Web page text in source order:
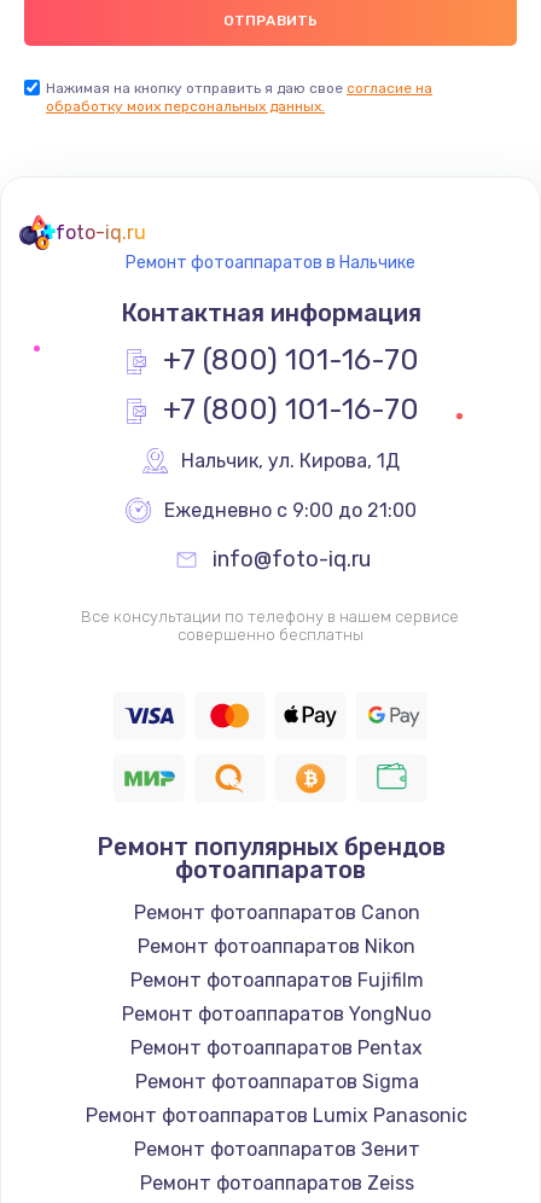
Нажимая на кнопку отправить я даю свое согласие на
обработку моих персональных данных.
foto-iq.ru
Ремонт фотоаппаратов в Нальчике
Контактная информация
+7 (800) 101-16-70
+7 (800) 101-16-70
Нальчик, ул. Кирова, 1Д
Ежедневно с 9:00 до 21:00
info@foto-iq.ru
Все консультации по телефону в нашем сервисе
совершенно бесплатны
Ремонт популярных брендов
фотоаппаратов
Ремонт фотоаппаратов Canon
Ремонт фотоаппаратов Nikon
Ремонт фотоаппаратов Fujifilm
Ремонт фотоаппаратов YongNuo
Ремонт фотоаппаратов Pentax
Ремонт фотоаппаратов Sigma
Ремонт фотоаппаратов Lumix Panasonic
Ремонт фотоаппаратов Зенит
Ремонт фотоаппаратов Zeiss